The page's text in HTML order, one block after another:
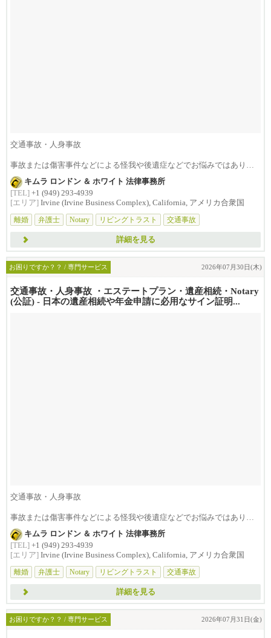
交通事故・人身事故
事故または傷害事件などによる怪我や後遺症などでお悩みではありま
せんか？損害賠償は治療費...
キムラ ロンドン ＆ ホワイト 法律事務所
[TEL] +1 (949) 293-4939
[エリア] Irvine (Irvine Business Complex), California, アメリカ合衆国
離婚
弁護士 Notary リビングトラスト 交通事故
詳細を見る
お困りですか？？ / 専門サービス 2026年07月30日(木)
交通事故・人身事故 ・エステートプラン・遺産相続・Notary
(公証) - 日本の遺産相続や年金申請に必用なサイン証明...
交通事故・人身事故
事故または傷害事件などによる怪我や後遺症などでお悩みではありま
せんか？損害賠償は治療費...
キムラ ロンドン ＆ ホワイト 法律事務所
[TEL] +1 (949) 293-4939
[エリア] Irvine (Irvine Business Complex), California, アメリカ合衆国
離婚
弁護士 Notary リビングトラスト 交通事故
詳細を見る
お困りですか？？ / 専門サービス 2026年07月31日(金)